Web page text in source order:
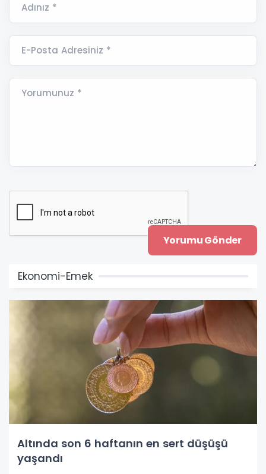
Adınız *
E-Posta Adresiniz *
Yorumunuz *
Ekonomi-Emek
Altında son 6 haftanın en sert düşüşü
yaşandı